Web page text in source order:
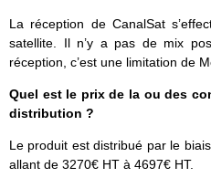
La réception de CanalSat
satellite. Il n’y a pas de mix
réception, c’est une limitation de
Quel est le prix de la ou des
distribution ?
Le produit est distribué par le
allant de 3270€ HT à 4697€ HT.